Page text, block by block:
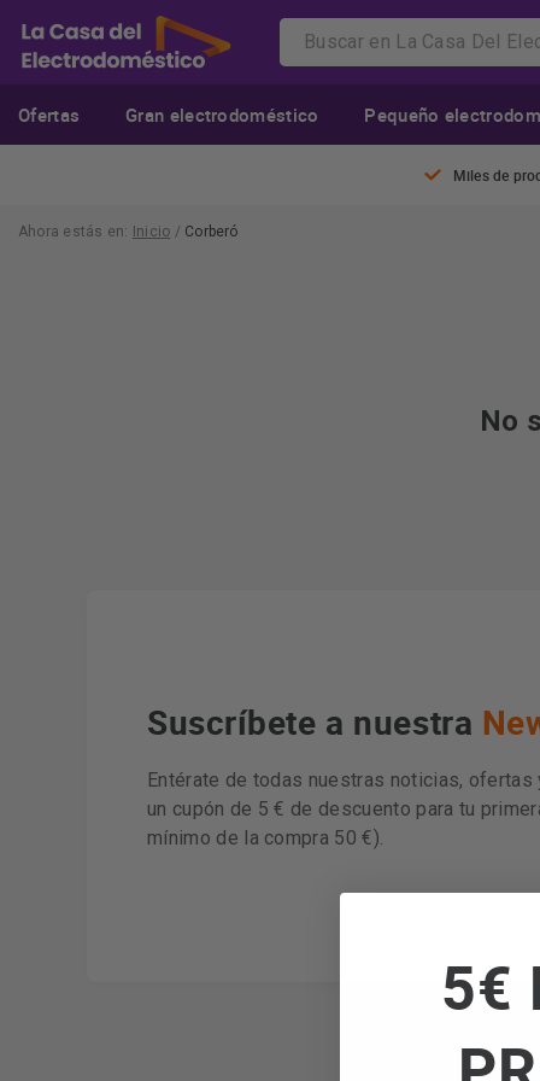
Ofertas Gran electrodoméstico Pequeño
Miles de
Ahora estás en: Inicio / Corberó
No
Suscríbete a nuestra
Entérate de todas nuestras noticias,
un cupón de 5 € de descuento para tu
mínimo de la compra 50 €).
5€